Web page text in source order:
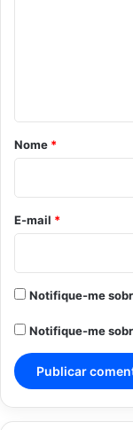
r
o
*
Nome *
E-mail *
Notifique-me
Notifique-me